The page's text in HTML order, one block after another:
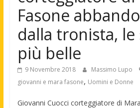
Fasone
dalla tronista,
più belle
9 Novembre 2018 Massimo Lupo
giovanni e mara fasone, Uomini e Donne
Giovanni Cuocci corteggiatore di